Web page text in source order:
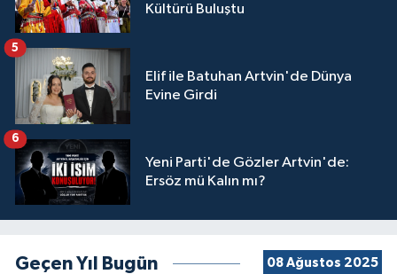
Kültürü Buluştu
Elif ile Batuhan Artvin'de Dünya
Evine Girdi
5
Yeni Parti'de Gözler Artvin'de:
Ersöz mü Kalın mı?
6
Geçen Yıl Bugün 08 Ağustos 2025